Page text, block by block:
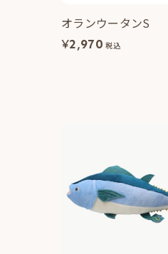
オランウータンS
¥2,970 税込